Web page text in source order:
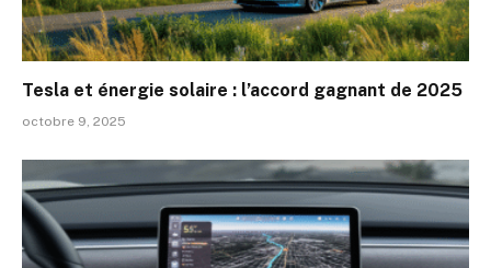
Tesla et énergie solaire : l’accord gagnant de 2025
octobre 9, 2025